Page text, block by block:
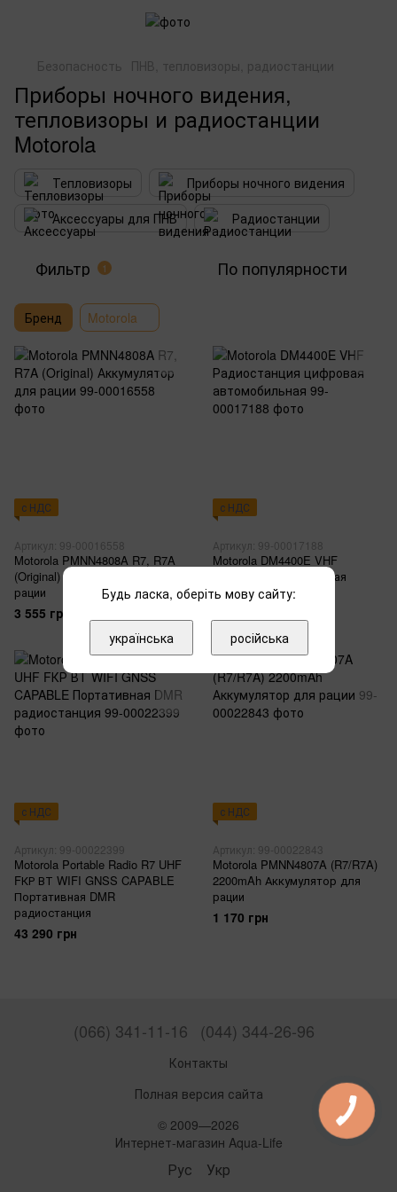
Безопасность ПНВ, тепловизоры, радиостанции
Приборы ночного видения,
тепловизоры и радиостанции
Motorola
Тепловизоры
Приборы ночного видения
Аксессуары для ПНВ
Радиостанции
Фильтр 1 По популярности
Бренд Motorola
с НДС
Артикул: 99-00016558
Motorola PMNN4808A R7, R7A
(Original) Аккумулятор для
рации
3 555 грн
с НДС
Артикул: 99-00017188
Motorola DM4400E VHF
Радиостанция цифровая
автомобильная
с НДС
Артикул: 99-00022399
Motorola Portable Radio R7 UHF
FКР ВТ WIFI GNSS CAPABLE
Портативная DMR
радиостанция
43 290 грн
с НДС
Артикул: 99-00022843
Motorola PMNN4807A (R7/R7A)
2200mAh Аккумулятор для
рации
1 170 грн
(066) 341-11-16 (044) 344-26-96
Контакты
Полная версия сайта
© 2009—2026
Интернет-магазин Aqua-Life
Рус Укр
Будь ласка, оберіть мову сайту:
українська російська